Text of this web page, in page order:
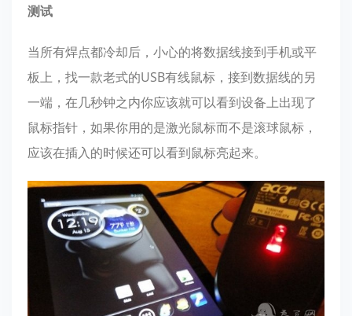
测试
当所有焊点都冷却后，小心的将数据线接到手机或平
板上，找一款老式的USB有线鼠标，接到数据线的另
一端，在几秒钟之内你应该就可以看到设备上出现了
鼠标指针，如果你用的是激光鼠标而不是滚球鼠标，
应该在插入的时候还可以看到鼠标亮起来。